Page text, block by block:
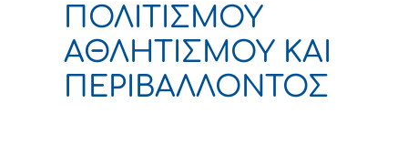
ΠΟΛΙΤΙΣΜΟΥ
ΑΘΛΗΤΙΣΜΟΥ ΚΑΙ
ΠΕΡΙΒΑΛΛΟΝΤΟΣ